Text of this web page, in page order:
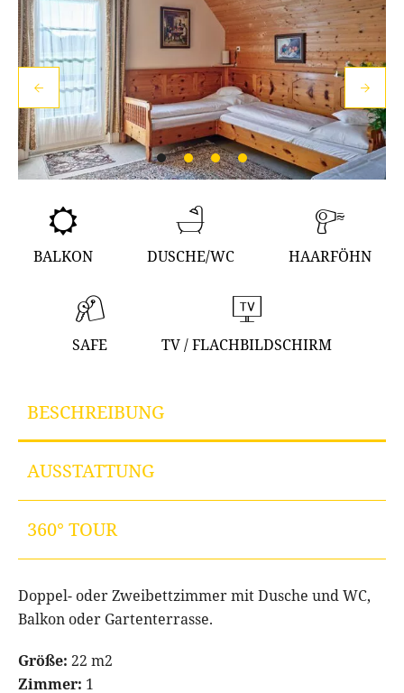
BALKON DUSCHE/WC HAARFÖHN
SAFE TV / FLACHBILDSCHIRM
BESCHREIBUNG
AUSSTATTUNG
360° TOUR
Doppel- oder Zweibettzimmer mit Dusche und WC,
Balkon oder Gartenterrasse.
Größe: 22 m2
Zimmer: 1